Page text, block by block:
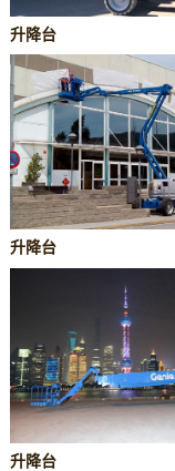
升降台
升降台
升降台